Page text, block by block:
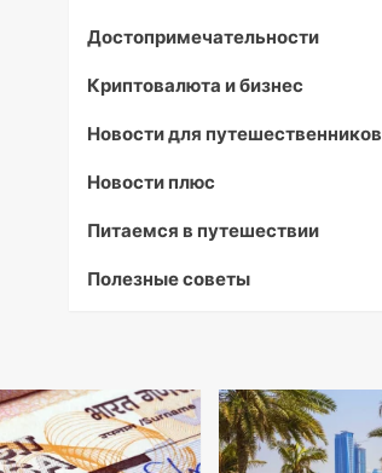
Достопримечательности
Криптовалюта и бизнес
Новости для путешественников
Новости плюс
Питаемся в путешествии
Полезные советы